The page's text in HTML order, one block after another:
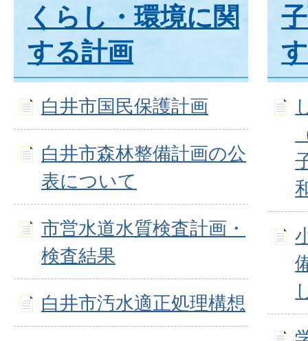
くらし・環境に関
する計画
白井市国民保護計画
白井市森林整備計画の公
表について
市営水道水質検査計画・
検査結果
白井市汚水適正処理構想